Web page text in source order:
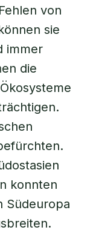
von
sie
immer
die
konnten
Südeuropa